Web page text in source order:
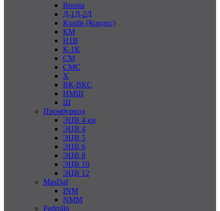
Boosta
Д-1Д-2Д
Kordis (Кордис)
КМ
Н1В
К-1К
СМ
СМС
Х
ВК-ВКС
НМШ
Ш
Промбурвод
ЭЦВ 4 кн
ЭЦВ 4
ЭЦВ 5
ЭЦВ 6
ЭЦВ 8
ЭЦВ 10
ЭЦВ 12
MasDaf
INM
NMM
Pedrollo